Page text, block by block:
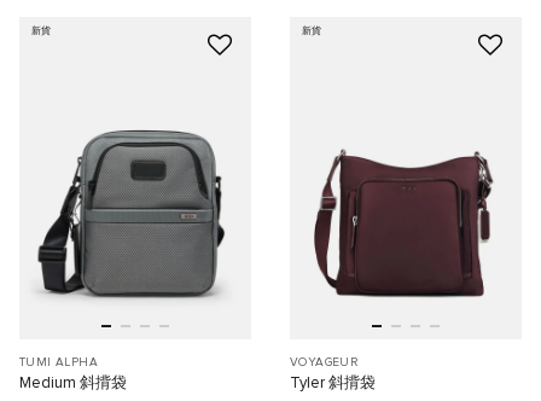
新貨
TUMI ALPHA
Medium 斜揹袋
新貨
VOYAGEUR
Tyler 斜揹袋